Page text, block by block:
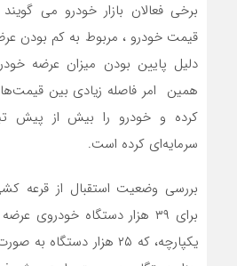
برخی فعالان بازار خودرو می
قیمت خودرو ، مربوط به کم بودن
دلیل پایین بودن میزان عرضه
همین امر فاصله زیادی بین قیمت‌های
کرده و خودرو را بیش از پیش
سرمایه‌ای کرده است.
بررسی وضعیت استقبال از قرعه
برای ۳۹ هزار دستگاه خودروی